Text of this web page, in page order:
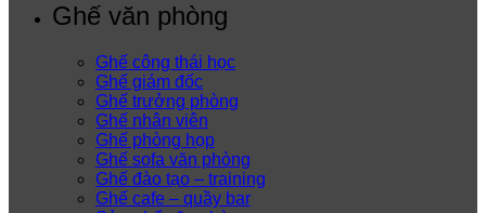
Ghế văn phòng
Ghế công thái học
Ghế giám đốc
Ghế trưởng phòng
Ghế nhân viên
Ghế phòng họp
Ghế sofa văn phòng
Ghế đào tạo – training
Ghế cafe – quầy bar